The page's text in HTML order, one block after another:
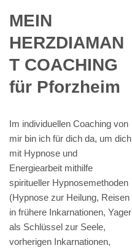
MEIN
HERZDIAMAN
T COACHING
für Pforzheim
Im individuellen Coaching von
mir bin ich für dich da, um dich
mit Hypnose und
Energiearbeit mithilfe
spiritueller Hypnosemethoden
(Hypnose zur Heilung, Reisen
in frühere Inkarnationen, Yager
als Schlüssel zur Seele,
vorherigen Inkarnationen,